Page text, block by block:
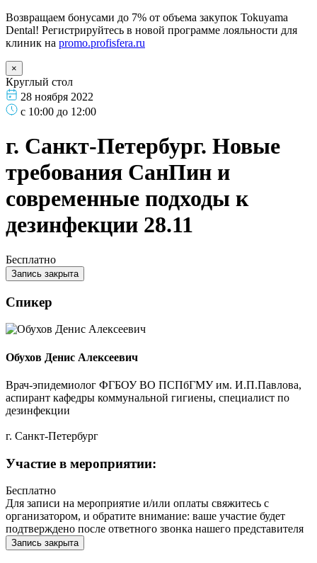
Возвращаем бонусами до 7% от объема закупок Tokuyama
Dental! Регистрируйтесь в новой программе лояльности для
клиник на promo.profisfera.ru
×
Круглый стол
28 ноября 2022
с 10:00 до 12:00
г. Санкт-Петербург. Новые
требования СанПин и
современные подходы к
дезинфекции 28.11
Бесплатно
Запись закрыта
Спикер
Обухов Денис Алексеевич
Врач-эпидемиолог ФГБОУ ВО ПСПбГМУ им. И.П.Павлова,
аспирант кафедры коммунальной гигиены, специалист по
дезинфекции
г. Санкт-Петербург
Участие в мероприятии:
Бесплатно
Для записи на мероприятие и/или оплаты свяжитесь с
организатором, и обратите внимание: ваше участие будет
подтверждено после ответного звонка нашего представителя
Запись закрыта